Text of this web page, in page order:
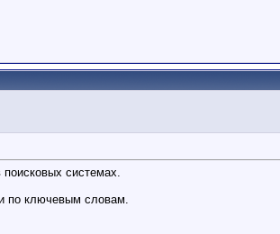
системах.
по ключевым словам.